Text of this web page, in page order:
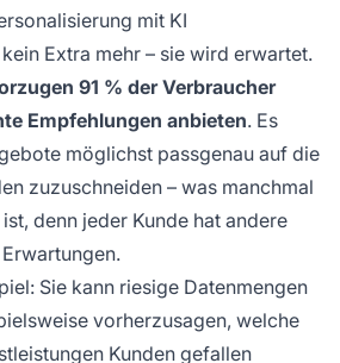
mit KI
Extra mehr – sie wird erwartet.
91 % der Verbraucher
Empfehlungen anbieten. Es
möglichst passgenau auf die
zuzuschneiden – was manchmal
denn jeder Kunde hat andere
Sie kann riesige Datenmengen
vorherzusagen, welche
Kunden gefallen